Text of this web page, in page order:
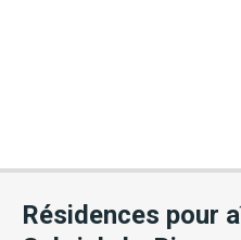
Résidences pour